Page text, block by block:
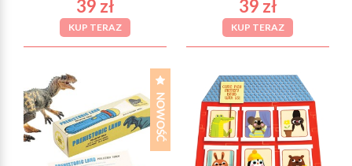
39 zł
KUP TERAZ
39 zł
KUP TERAZ